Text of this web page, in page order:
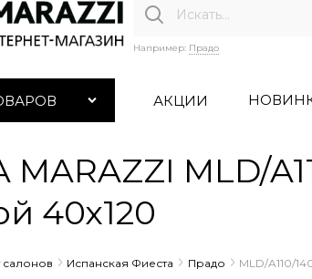
Например: Прадо
АКЦИИ
MARAZZI MLD/
40х120
салонов Испанская Фиеста Прадо MLD/A110/